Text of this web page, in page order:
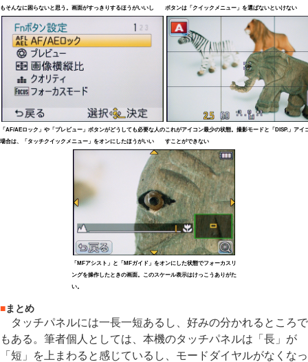
もそんなに困らないと思う。画面がすっきりするほうがいいし
ボタンは「クイックメニュー」を選ばないといけない
「AF/AEロック」や「プレビュー」ボタンがどうしても必要な人の
場合は、「タッチクイックメニュー」をオンにしたほうがいい
これがアイコン最少の状態。撮影モードと「DISP.」アイ
すことができない
「MFアシスト」と「MFガイド」をオンにした状態でフォーカスリ
ングを操作したときの画面。このスケール表示はけっこうありがた
い。
■まとめ
タッチパネルには一長一短あるし、好みの分かれるところで
もある。筆者個人としては、本機のタッチパネルは「長」が
「短」を上まわると感じているし、モードダイヤルがなくなっ